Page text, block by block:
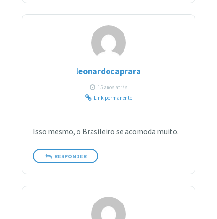
leonardocaprara
15 anos atrás
Link permanente
Isso mesmo, o Brasileiro se acomoda muito.
RESPONDER